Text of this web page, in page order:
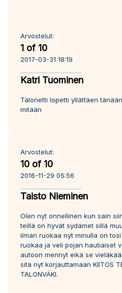
Arvostelut:
1 of 10
2017-03-31 18:19
Katri Tuominen
Talonetti lopetti yllättäen
mitään
Arvostelut:
10 of 10
2016-11-29 05:56
Taisto Nieminen
Olen nyt onnellinen kun sain
teillä on hyvät sydämet sillä
ilman ruokaa nyt minulla on
ruokaa ja veli pojan hautiaiset
autoon mennyt eikä se
sitä nyt korjauttamaan KIITOS
TALONVÄKI.